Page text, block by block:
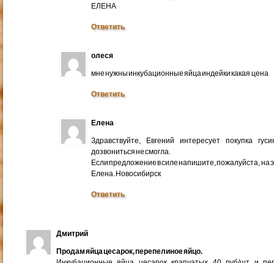
ЕЛЕНА
Ответить
олеся
мне нужны инкубационные яйца индейки какая цена
Ответить
Елена
Здравствуйте, Евгений интересует покупка
дозвониться не смогла.
Если предложение в силе напишите, пожалуйста, на
Елена. Новосибирск
Ответить
Дмитрий
Продам яйца цесарок, перепелиное яйцо.